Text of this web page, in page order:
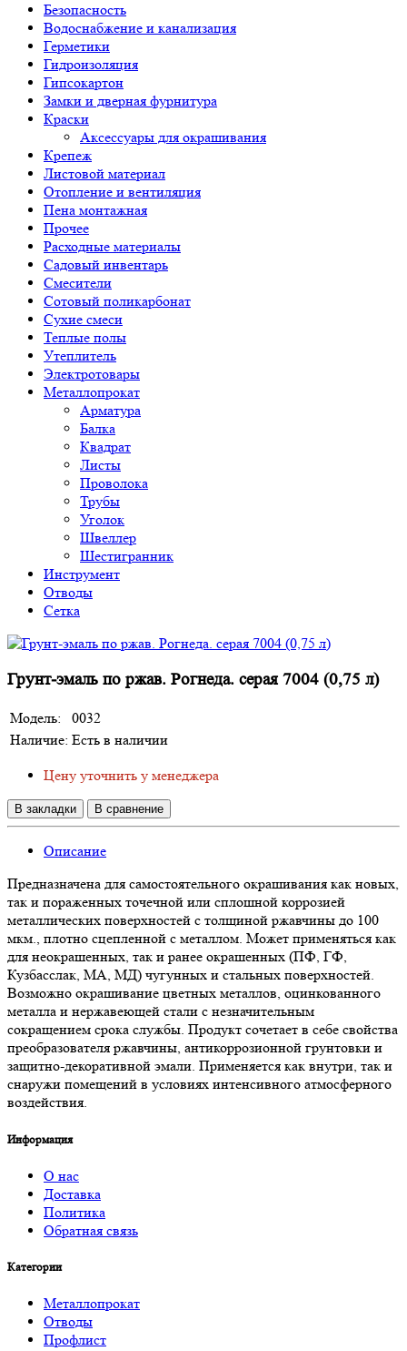
Безопасность
Водоснабжение и канализация
Герметики
Гидроизоляция
Гипсокартон
Замки и дверная фурнитура
Краски
Аксессуары для окрашивания
Крепеж
Листовой материал
Отопление и вентиляция
Пена монтажная
Прочее
Расходные материалы
Садовый инвентарь
Смесители
Сотовый поликарбонат
Сухие смеси
Теплые полы
Утеплитель
Электротовары
Металлопрокат
Арматура
Балка
Квадрат
Листы
Проволока
Трубы
Уголок
Швеллер
Шестигранник
Инструмент
Отводы
Сетка
Грунт-эмаль по ржав. Рогнеда. серая 7004 (0,75 л)
Модель:
0032
Наличие: Есть в наличии
Цену уточнить у менеджера
В закладки В сравнение
Описание
Предназначена для самостоятельного окрашивания как новых,
так и пораженных точечной или сплошной коррозией
металлических поверхностей с толщиной ржавчины до 100
мкм., плотно сцепленной с металлом. Может применяться как
для неокрашенных, так и ранее окрашенных (ПФ, ГФ,
Кузбасслак, МА, МД) чугунных и стальных поверхностей.
Возможно окрашивание цветных металлов, оцинкованного
металла и нержавеющей стали с незначительным
сокращением срока службы. Продукт сочетает в себе свойства
преобразователя ржавчины, антикоррозионной грунтовки и
защитно-декоративной эмали. Применяется как внутри, так и
снаружи помещений в условиях интенсивного атмосферного
воздействия.
Информация
О нас
Доставка
Политика
Обратная связь
Категории
Металлопрокат
Отводы
Профлист